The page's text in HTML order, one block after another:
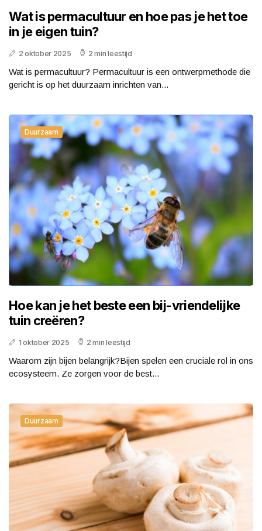
Wat is permacultuur en hoe pas je het toe
in je eigen tuin?
2 oktober 2025 2 min leestijd
Wat is permacultuur? Permacultuur is een ontwerpmethode die
gericht is op het duurzaam inrichten van...
Duurzaam
Hoe kan je het beste een bij-vriendelijke
tuin creëren?
1 oktober 2025 2 min leestijd
Waarom zijn bijen belangrijk?Bijen spelen een cruciale rol in ons
ecosysteem. Ze zorgen voor de best...
Duurzaam